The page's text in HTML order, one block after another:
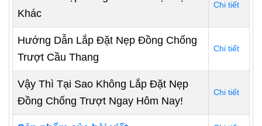
Khác
Chi tiết
Hướng Dẫn Lắp Đặt Nẹp Đồng Chống
Trượt Cầu Thang
Chi tiết
Vậy Thì Tại Sao Không Lắp Đặt Nẹp
Đồng Chống Trượt Ngay Hôm Nay!
Chi tiết